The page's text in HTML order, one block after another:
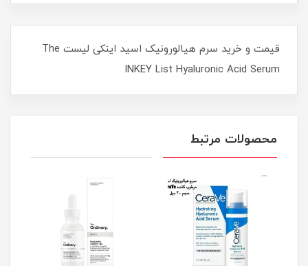
قیمت و خرید سرم هیالورونیک اسید اینکی لیست The
INKEY List Hyaluronic Acid Serum
محصولات مرتبط